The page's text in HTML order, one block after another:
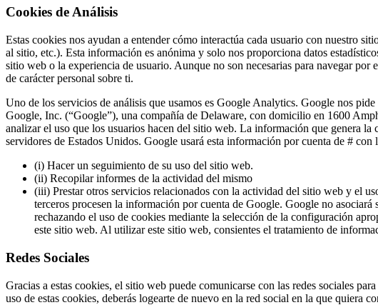
Cookies de Análisis
Estas cookies nos ayudan a entender cómo interactúa cada usuario con nuestro
al sitio, etc.). Esta información es anónima y solo nos proporciona datos
sitio web o la experiencia de usuario. Aunque no son necesarias para navegar
de carácter personal sobre ti.
Uno de los servicios de análisis que usamos es Google Analytics. Google nos
Google, Inc. (“Google”), una compañía de Delaware, con domicilio en 1600
analizar el uso que los usuarios hacen del sitio web. La información que genera
servidores de Estados Unidos. Google usará esta información por cuenta de # con
(i) Hacer un seguimiento de su uso del sitio web.
(ii) Recopilar informes de la actividad del mismo
(iii) Prestar otros servicios relacionados con la actividad del sitio web y el
terceros procesen la información por cuenta de Google. Google no
rechazando el uso de cookies mediante la selección de la configuración
este sitio web. Al utilizar este sitio web, consientes el tratamiento de
Redes Sociales
Gracias a estas cookies, el sitio web puede comunicarse con las redes sociales
uso de estas cookies, deberás logearte de nuevo en la red social en la que quiera